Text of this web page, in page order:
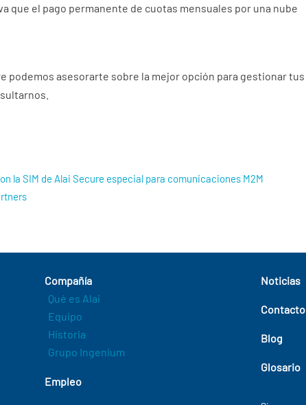
que el pago permanente de cuotas mensuales por una nube
podemos asesorarte sobre la mejor opción para gestionar tus
la SIM de Alai Secure especial para comunicaciones M2M
Compañía
Qué es Alai
Equipo
Historia
Grupo Ingenium
Empleo
Noticias
Contacto
Blog
Glosario